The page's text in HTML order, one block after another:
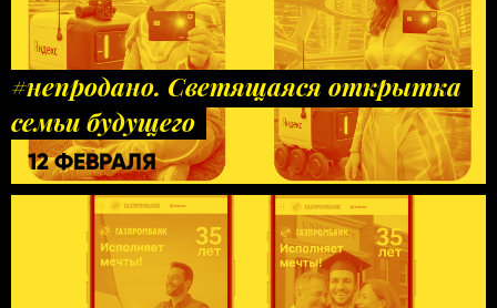
#непродано. Светящаяся открытка
семьи будущего
12 ФЕВРАЛЯ